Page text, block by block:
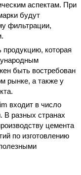
аспектам. При
будут
фильтрации,
которая
быть востребован
рынке, а также у
входит в число
В разных странах
цемента
по изготовлению